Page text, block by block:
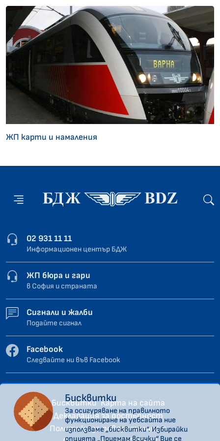
ЖП карти и намаления
02 931 11 11
Информационен център БДЖ
ЖП бюра и гари
в София и страната
Сигнали и жалби
Подайте сигнал
Facebook
Следвайте ни във Facebook
Бисквитки Карта на сайта
Декларация за достъпност
Политика за поверителност
Бисквитки
За осигуряване на правилното
функциониране на уебсайта ние
използваме „бисквитки“. Избирайки
опцията „Приемам всички“ Вие се